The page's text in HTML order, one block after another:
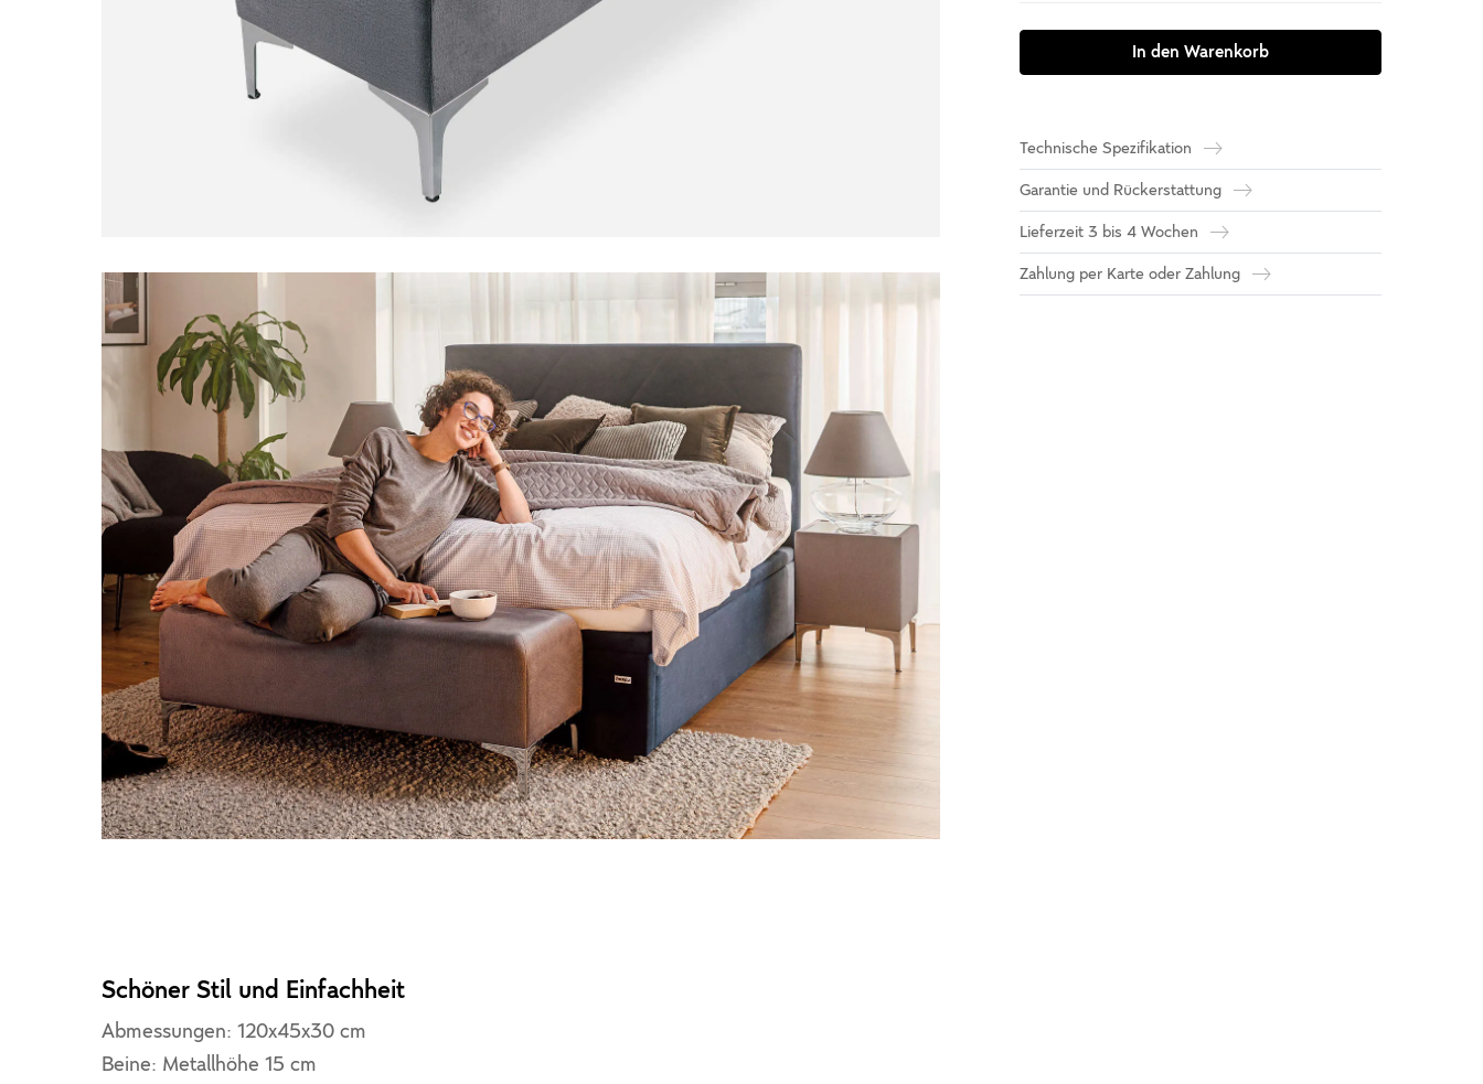
In den Warenkorb
Technische Spezifikation
Garantie und Rückerstattung
Lieferzeit 3 bis 4 Wochen
Zahlung per Karte oder Zahlung
Schöner Stil und Einfachheit
Abmessungen: 120x45x30 cm
Beine: Metallhöhe 15 cm